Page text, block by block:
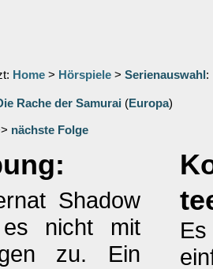
Home > Hörspiele > Serienauswahl :
Rache der Samurai (Europa)
nächste Folge
Shadow
nicht mit
zu. Ein